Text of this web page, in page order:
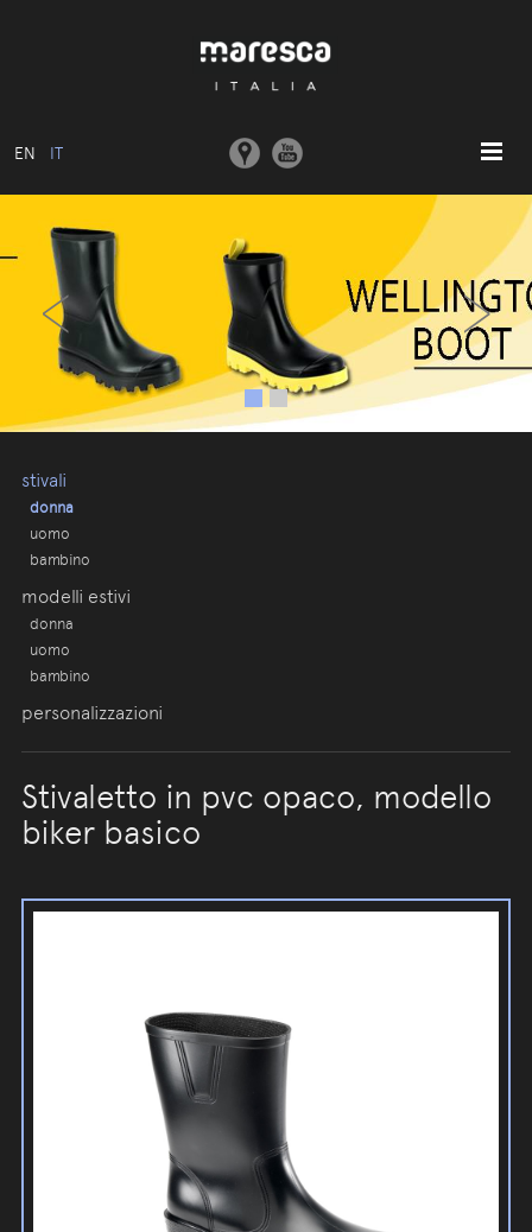
EN IT
ABOUT US
MODELLI BASE
COLLEZIONI
STAMPI E MACCHINARI
COMUNICAZIONE
‹ ›
stivali
donna
uomo
bambino
modelli estivi
donna
uomo
bambino
personalizzazioni
Stivaletto in pvc opaco, modello
biker basico